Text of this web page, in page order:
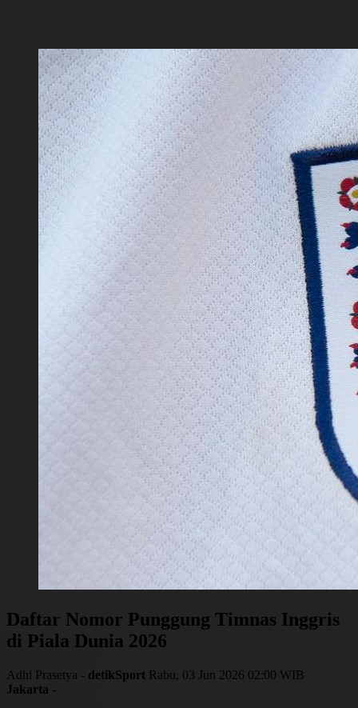
Daftar Nomor Punggung Timnas Inggris
di Piala Dunia 2026
Adhi Prasetya - detikSport Rabu, 03 Jun 2026 02:00 WIB
Jakarta -